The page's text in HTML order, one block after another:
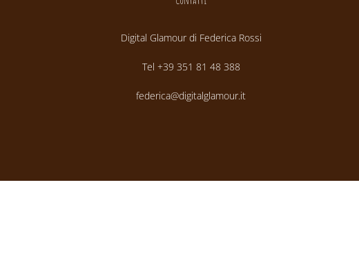
Digital Glamour di Federica Rossi
Tel +39 351 81 48 388
federica@digitalglamour.it